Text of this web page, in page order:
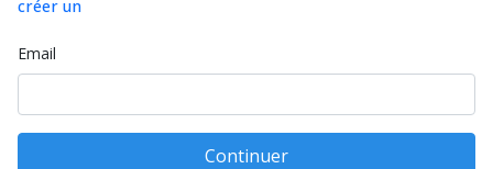
créer un
Email
Continuer